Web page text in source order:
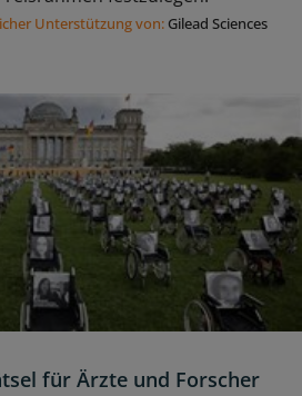
Unterstützung von: Gilead Sciences
für Ärzte und Forscher